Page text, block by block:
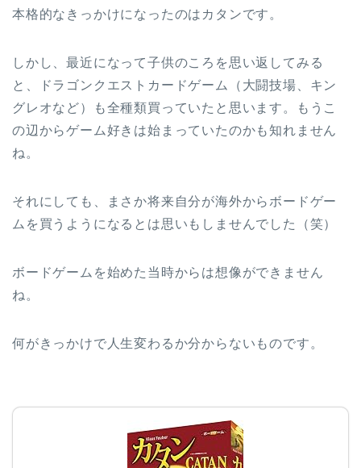
本格的なきっかけになったのはカタンです。
しかし、最近になって子供のころを思い返してみる
と、ドラゴンクエストカードゲーム（大闘技場、キン
グレオなど）も全種類買っていたと思います。もうこ
の辺からゲーム好きは始まっていたのかも知れません
ね。
それにしても、まさか将来自分が海外からボードゲー
ムを買うようになるとは思いもしませんでした（笑）
ボードゲームを始めた当時からは想像ができません
ね。
何がきっかけで人生変わるか分からないものです。